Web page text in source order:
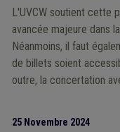
L'UVCW soutient cette
avancée majeure dans
Néanmoins, il faut
de billets soient
outre, la concertation
25 Novembre 2024